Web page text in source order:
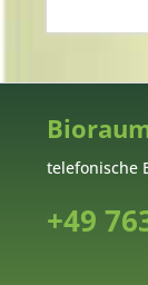
telefonische
+49